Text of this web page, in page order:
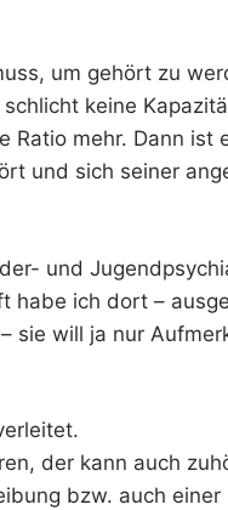
um gehört zu
keine
Ratio mehr. Dann ist
und sich seiner
und
habe ich dort –
sie will ja nur
der kann auch
bzw. auch einer